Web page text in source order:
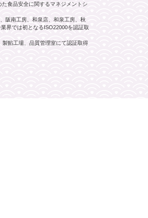
食品安全に関するマネジメントシ
阪南工房、和泉店、和泉工房、秋
界では初となるISO22000を認証取
餡工場、品質管理室にて認証取得